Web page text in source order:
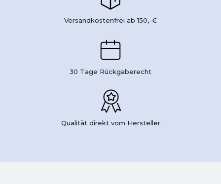
Versandkostenfrei ab 150,-€
30 Tage Rückgaberecht
Qualität direkt vom Hersteller